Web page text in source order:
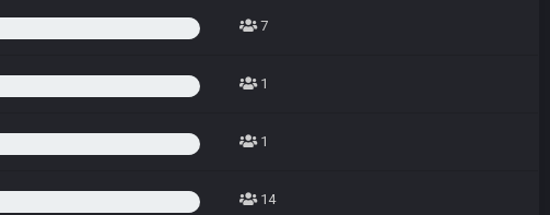
7
1
1
14